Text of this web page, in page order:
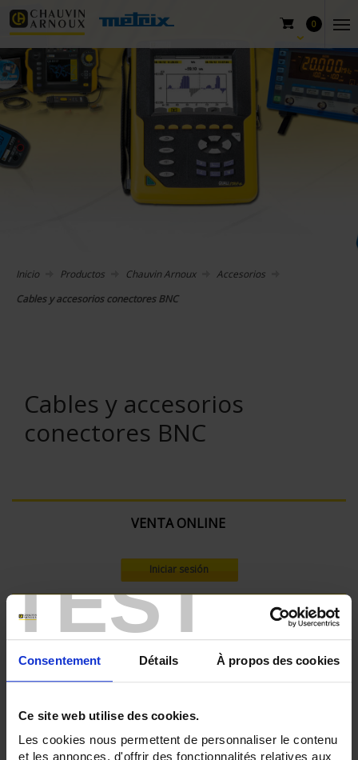
TEST
Consentement Détails À propos des cookies
Ce site web utilise des cookies.
Les cookies nous permettent de personnaliser le contenu
et les annonces, d'offrir des fonctionnalités relatives aux
0
Inicio Productos Chauvin Arnoux
Accesorios
Cables y accesorios conectores BNC
Cables y accesorios
conectores BNC
VENTA ONLINE
Iniciar sesión
Buscar:
Ordenar por Establecer dirección descendente